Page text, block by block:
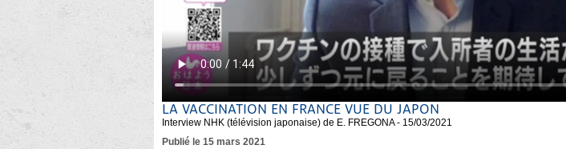
LA VACCINATION EN FRANCE VUE DU JAPON
Interview NHK (télévision japonaise) de E. FREGONA - 15/03/2021
Publié le 15 mars 2021